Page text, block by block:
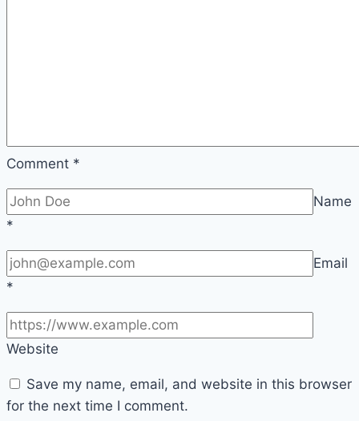
Comment *
Name
*
Email
*
Website
Save my name, email, and website in this browser
for the next time I comment.